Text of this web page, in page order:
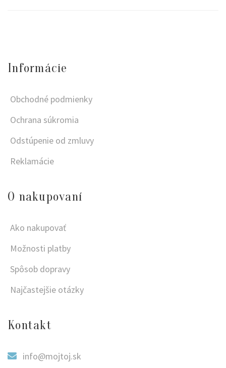
Informácie
Obchodné podmienky
Ochrana súkromia
Odstúpenie od zmluvy
Reklamácie
O nakupovaní
Ako nakupovať
Možnosti platby
Spôsob dopravy
Najčastejšie otázky
Kontakt
info@mojtoj.sk